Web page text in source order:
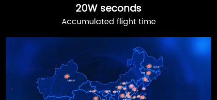
20W seconds
Accumulated flight time